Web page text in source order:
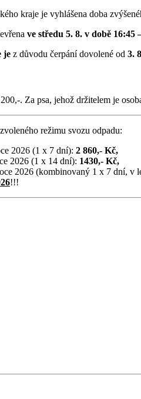
kraje je vyhlášena doba
ve středu 5. 8. v době 16:45
je z důvodu čerpání dovolené od 3.
. Za psa, jehož držitelem je
režimu svozu odpadu:
2026 (1 x 7 dní): 2 860,- Kč,
2026 (1 x 14 dní): 1430,- Kč,
2026 (kombinovaný 1 x 7 dní, v
!!!